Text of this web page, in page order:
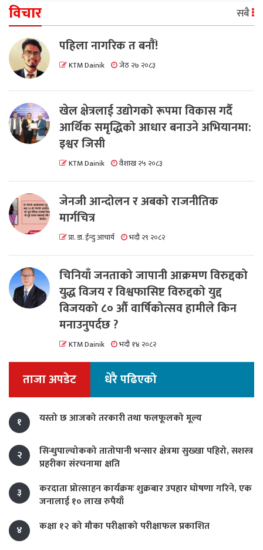
विचार सबै
पहिला नागरिक त बनाैं!
KTM Dainik जेठ २७ २०८३
खेल क्षेत्रलाई उद्योगको रूपमा विकास गर्दै
आर्थिक समृद्धिको आधार बनाउने अभियानमा:
इश्वर जिसी
KTM Dainik वैशाख २५ २०८३
जेनजी आन्दोलन र अबको राजनीतिक
मार्गचित्र
प्रा. डा. ईन्दु आचार्य भदौ २९ २०८२
चिनियाँ जनताको जापानी आक्रमण विरुद्दको
युद्ध विजय र विश्वफासिष्ट विरुद्दको युद्द
विजयको ८० औं वार्षिकोत्सव हामीले किन
मनाउनुपर्दछ ?
KTM Dainik भदौ १४ २०८२
ताजा अपडेट धेरै पढिएको
१ यस्तो छ आजको तरकारी तथा फलफूलको मूल्य
२
सिन्धुपाल्चोकको तातोपानी भन्सार क्षेत्रमा सुख्खा पहिरो, सशस्त्र
प्रहरीका संरचनामा क्षति
३
करदाता प्रोत्साहन कार्यक्रमः शुक्रबार उपहार घोषणा गरिने, एक
जनालाई १० लाख रुपैयाँ
४
कक्षा १२ को मौका परीक्षाको परीक्षाफल प्रकाशित